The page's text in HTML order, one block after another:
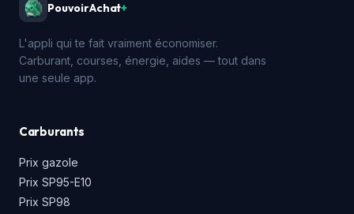
PouvoirAchat+
L'appli qui te fait vraiment économiser.
Carburant, courses, énergie, aides — tout dans
une seule app.
Carburants
Prix gazole
Prix SP95-E10
Prix SP98